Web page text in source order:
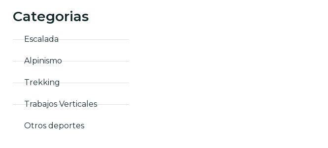
Categorias
Escalada
Alpinismo
Trekking
Trabajos Verticales
Otros deportes